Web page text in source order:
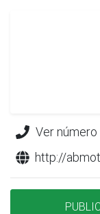
Ver
http://